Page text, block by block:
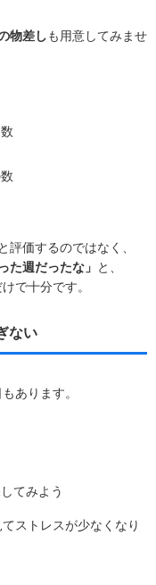
物差しも用意してみませ
評価するのではなく、
た週だったな」 と、
で十分です。
ない
あります。
てみよう
ストレスが少なくなり